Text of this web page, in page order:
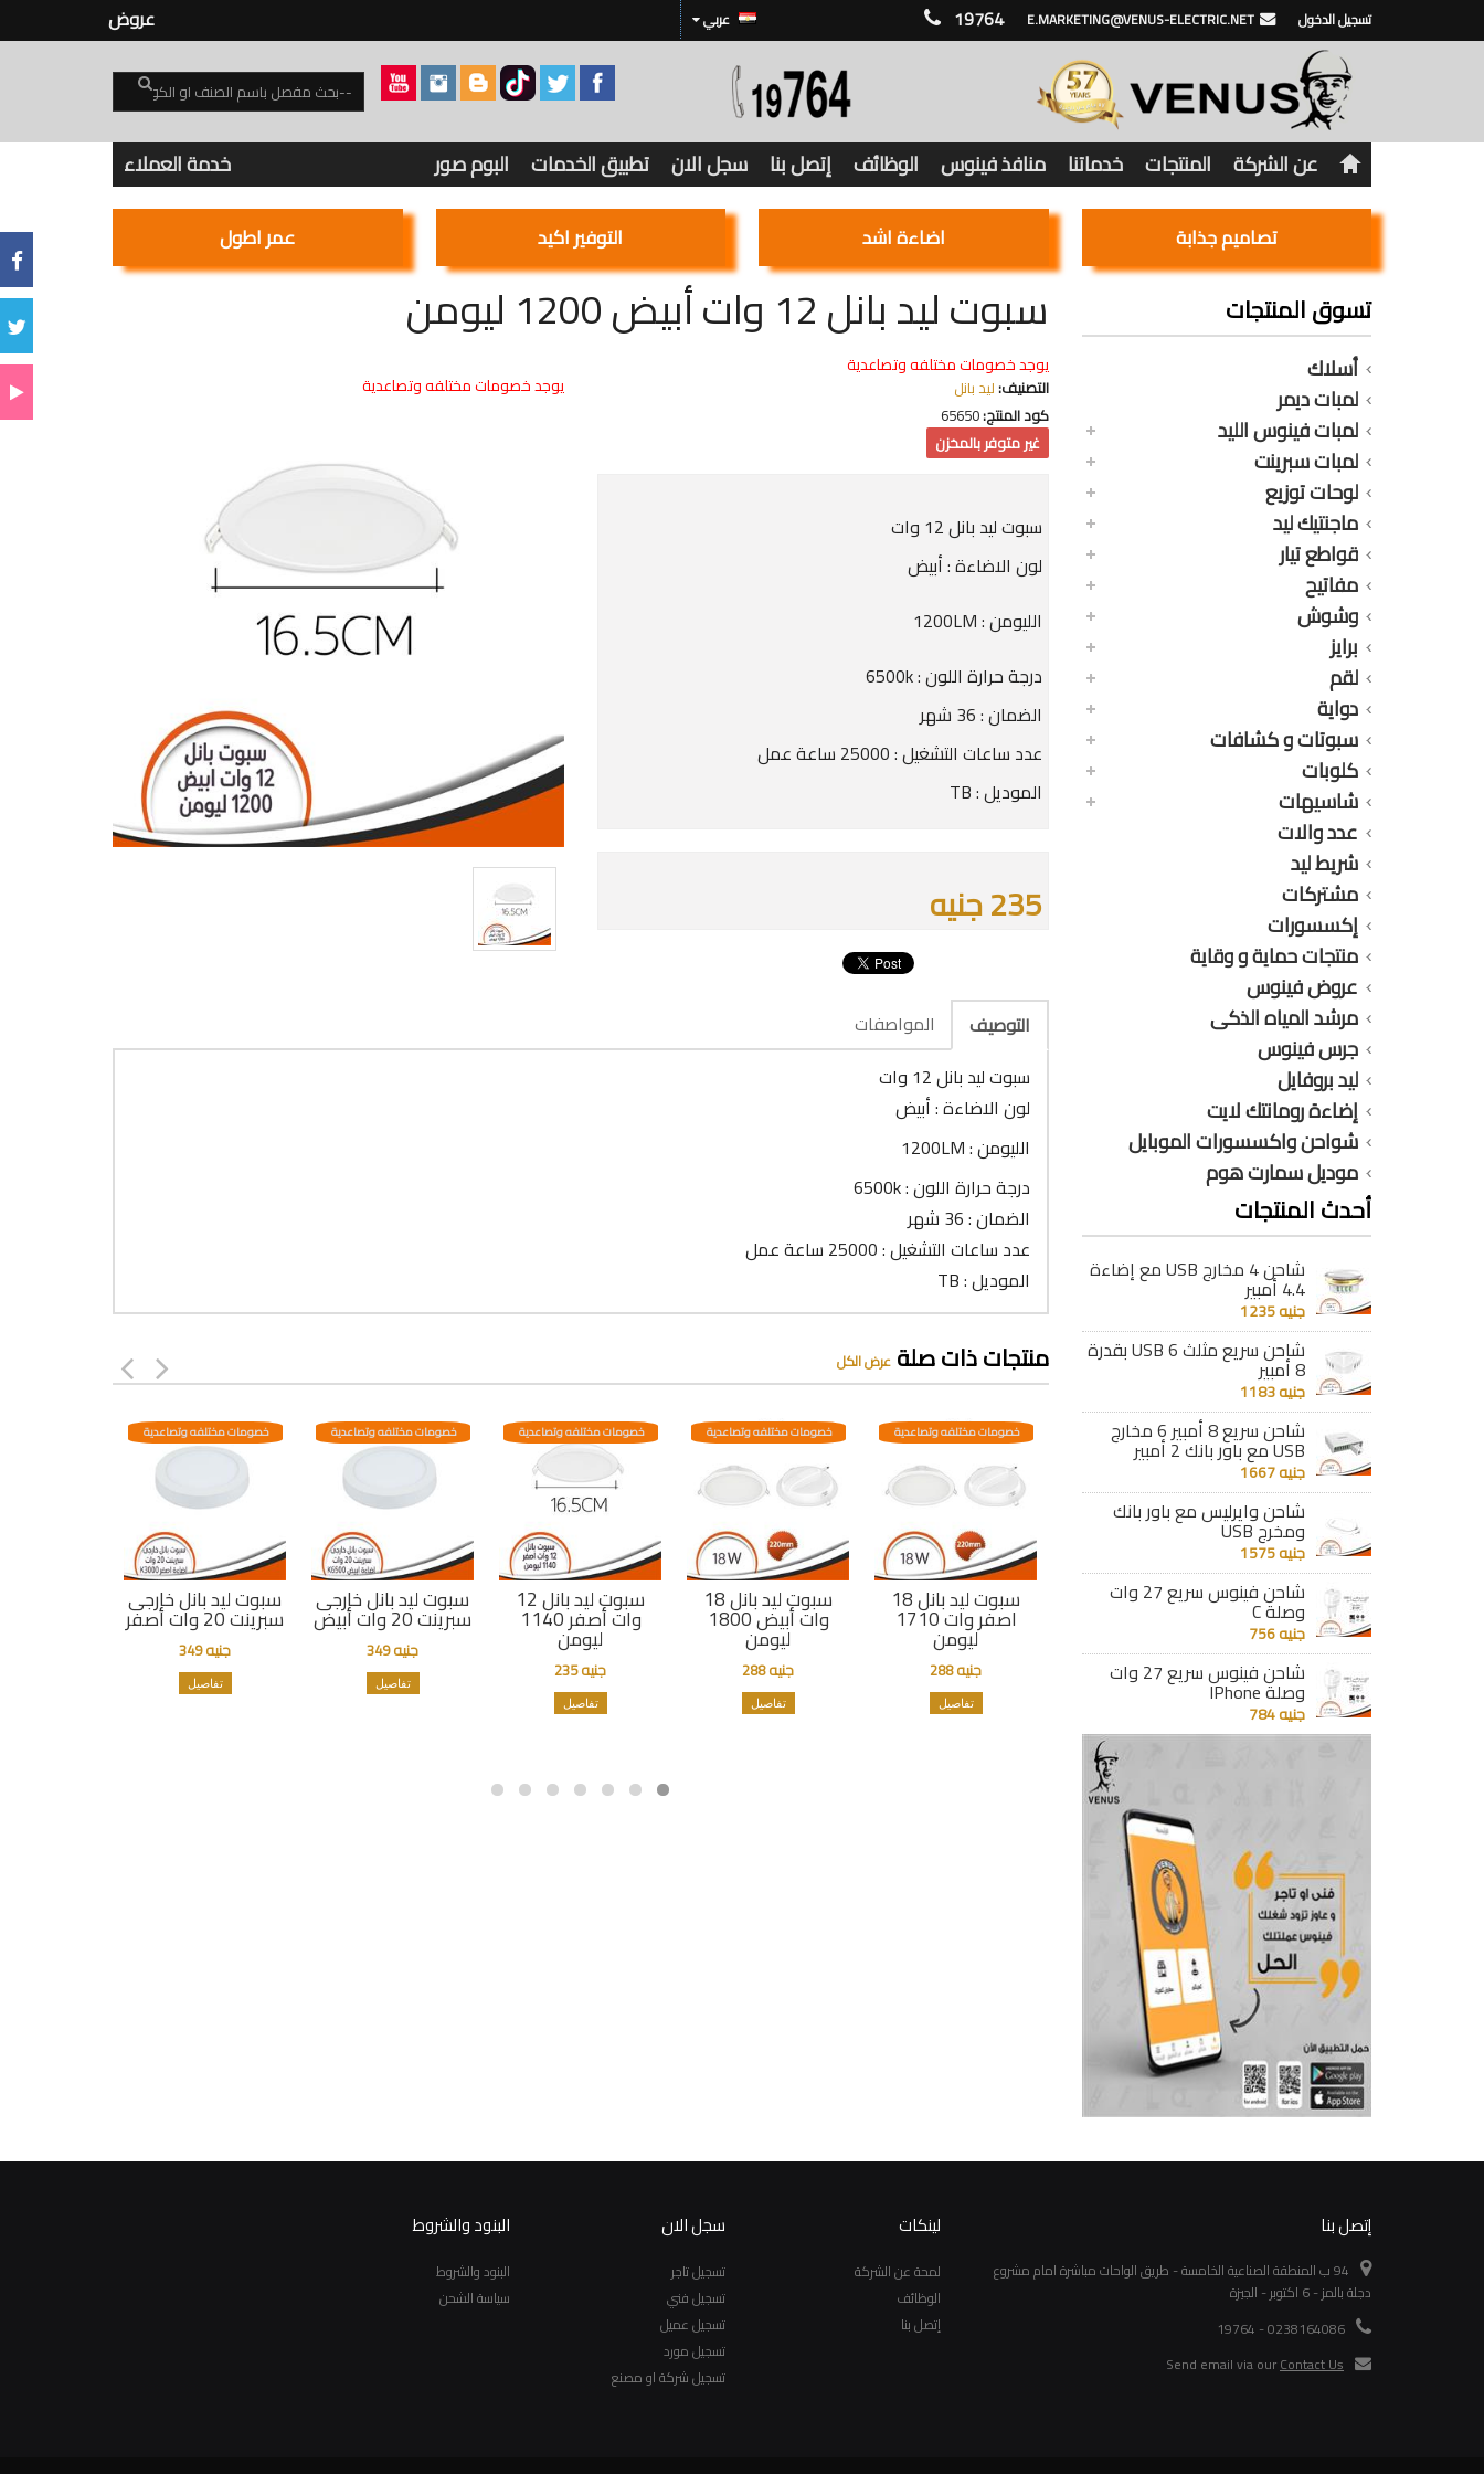
19764 E.MARKETING@VENUS-ELECTRIC.NET تسجيل الدخول عربي عروض
عن الشركة المنتجات خدماتنا منافذ فينوس الوظائف إتصل بنا سجل الان تطبيق الخدمات البوم صور خدمة العملاء
تصاميم جذابة اضاءة اشد التوفير اكيد عمر اطول
تسوق المنتجات
أسلاك
لمبات ديمر
لمبات فينوس الليد
لمبات سبرينت
لوحات توزيع
ماجنتيك ليد
قواطع تيار
مفاتيح
وشوش
برايز
لقم
دواية
سبوتات و كشافات
كلوبات
شاسيهات
عدد والات
شريط ليد
مشتركات
إكسسورات
منتجات حماية و وقاية
عروض فينوس
مرشد المياه الذكى
جرس فينوس
ليد بروفايل
إضاءة رومانتك لايت
شواحن واكسسورات الموبايل
موديل سمارت هوم
أحدث المنتجات
شاحن 4 مخارج USB مع إضاءة
4.4 أمبير
جنيه 1235
شاحن سريع مثلث 6 USB بقدرة
8 أمبير
جنيه 1183
شاحن سريع 8 أمبير 6 مخارج
USB مع باور بانك 2 أمبير
جنيه 1667
شاحن وايرليس مع باور بانك
ومخرج USB
جنيه 1575
شاحن فينوس سريع 27 وات
وصلة C
جنيه 756
شاحن فينوس سريع 27 وات
وصلة IPhone
جنيه 784
سبوت ليد بانل 12 وات أبيض 1200 ليومن
يوجد خصومات مختلفه وتصاعدية
التصنيف:ليد بانل
كود المنتج:65650
غير متوفر بالمخزن
سبوت ليد بانل 12 وات
لون الاضاءة : أبيض
الليومن : 1200LM
درجة حرارة اللون : 6500k
الضمان : 36 شهر
عدد ساعات التشغيل : 25000 ساعة عمل
الموديل : TB
235 جنيه
يوجد خصومات مختلفه وتصاعدية
التوصيف
المواصفات
سبوت ليد بانل 12 وات
لون الاضاءة : أبيض
الليومن : 1200LM
درجة حرارة اللون : 6500k
الضمان : 36 شهر
عدد ساعات التشغيل : 25000 ساعة عمل
الموديل : TB
منتجات ذات صلةعرض الكل
سبوت ليد بانل خارجى
سبرينت 20 وات أصفر
خصومات مختلفه وتصاعدية
جنيه 349
تفاصيل
سبوت ليد بانل خارجى
سبرينت 20 وات أبيض
خصومات مختلفه وتصاعدية
جنيه 349
تفاصيل
سبوت ليد بانل 12
وات أصفر 1140
ليومن
خصومات مختلفه وتصاعدية
جنيه 235
تفاصيل
سبوت ليد بانل 18
وات أبيض 1800
ليومن
خصومات مختلفه وتصاعدية
جنيه 288
تفاصيل
سبوت ليد بانل 18
اصفر وات 1710
ليومن
خصومات مختلفه وتصاعدية
جنيه 288
تفاصيل
سبوت ليد بانل أصفر
خصومات مختلفه وتصاعدية
جنيه 316
تفاصيل
سبوت ليد بانل 21
وات أبيض 2000
ليومن
خصومات مختلفه وتصاعدية
جنيه 396
تفاصيل
إتصل بنا
94 ب المنطقة الصناعية الخامسة - طريق الواحات مباشرة امام مشروع
دجلة بالمز - 6 اكتوبر - الجيزة
0238164086 - 19764
Send email via ourContact Us
لينكات
لمحة عن الشركة
الوظائف
إتصل بنا
سجل الان
تسجيل تاجر
تسجيل فني
تسجيل عميل
تسجيل مورد
تسجيل شركة او مصنع
البنود والشروط
البنود والشروط
سياسة الشحن